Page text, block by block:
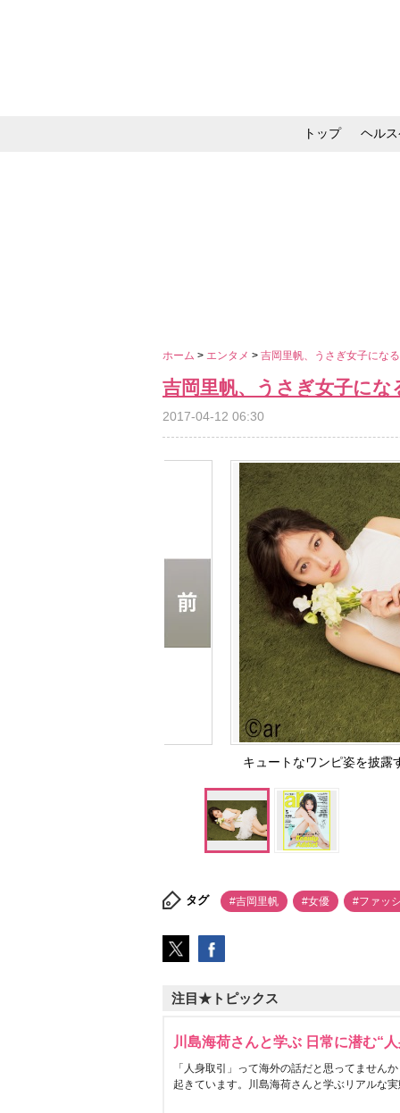
トップ ヘル
ホーム > エンタメ > 吉岡里帆、うさぎ女子にな
吉岡里帆、うさぎ女子に
2017-04-12 06:30
キュートなワンピ姿を披露
タグ #吉岡里帆 #女優 #ファッ
注目★トピックス
川島海荷さんと学ぶ 日常に潜む“
「人身取引」って海外の話だと思ってません
起きています。川島海荷さんと学ぶリアルな